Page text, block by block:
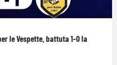
le Vespette, battuta 1-0 la